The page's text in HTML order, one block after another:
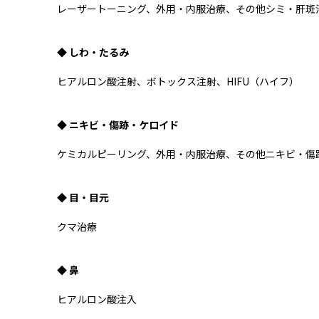
レーザートーニング、外用・内服治療、その他シミ・肝斑
◆ しわ・たるみ
ヒアルロン酸注射、ボトックス注射、HIFU（ハイフ）
◆ ニキビ・傷跡・ケロイド
ケミカルピーリング、外用・内服治療、その他ニキビ・
◆ 目・目元
クマ治療
◆ 鼻
ヒアルロン酸注入